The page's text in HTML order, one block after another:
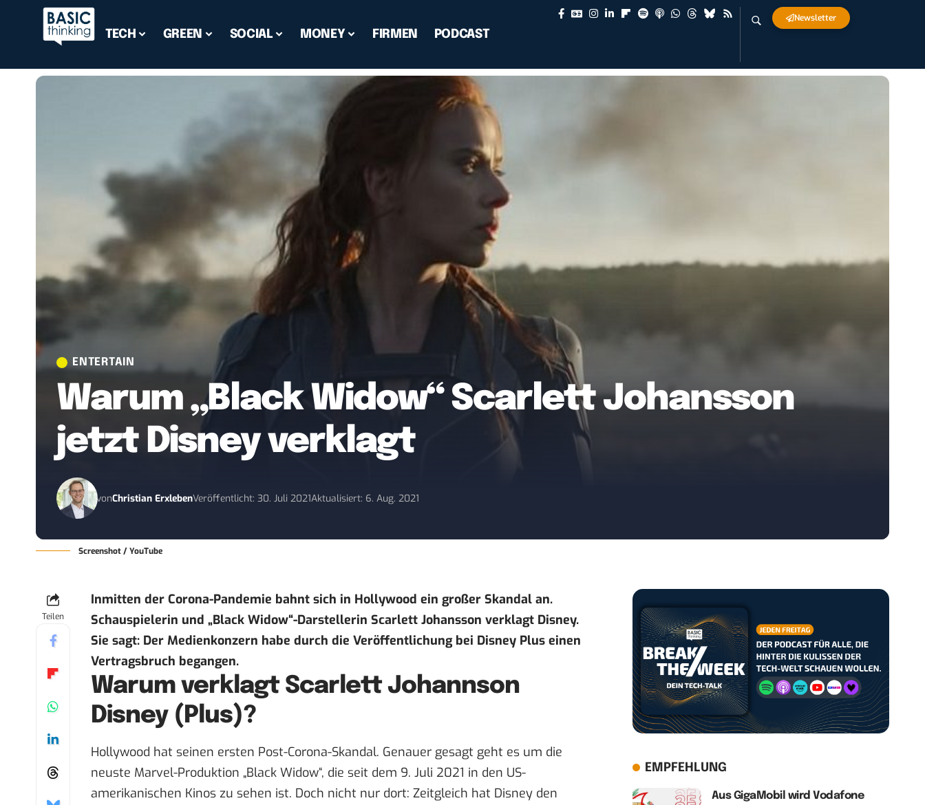
TECH GREEN SOCIAL MONEY FIRMEN PODCAST
Newsletter
ENTERTAIN
Warum „Black Widow“ Scarlett Johansson
jetzt Disney verklagt
vonChristian ErxlebenVeröffentlicht: 30. Juli 2021Aktualisiert: 6. Aug. 2021
Screenshot / YouTube
Teilen
Inmitten der Corona-Pandemie bahnt sich in Hollywood ein großer Skandal an.
Schauspielerin und „Black Widow“-Darstellerin Scarlett Johansson verklagt Disney.
Sie sagt: Der Medienkonzern habe durch die Veröffentlichung bei Disney Plus einen
Vertragsbruch begangen.
Warum verklagt Scarlett Johannson
Disney (Plus)?
Hollywood hat seinen ersten Post-Corona-Skandal. Genauer gesagt geht es um die
neuste Marvel-Produktion „Black Widow“, die seit dem 9. Juli 2021 in den US-
amerikanischen Kinos zu sehen ist. Doch nicht nur dort: Zeitgleich hat Disney den
EMPFEHLUNG
Aus GigaMobil wird Vodafone